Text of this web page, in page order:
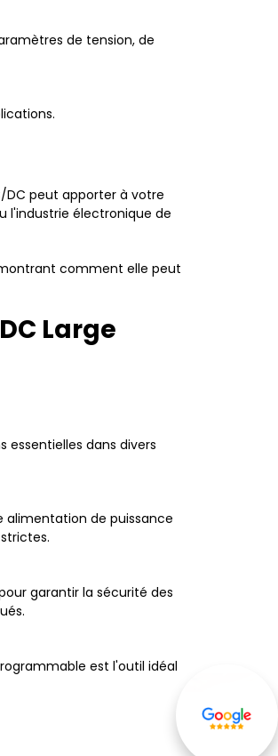
de tension, de
DC peut apporter à votre
l'industrie électronique de
comment elle peut
Large
dans divers
alimentation de puissance
garantir la sécurité des
est l'outil idéal